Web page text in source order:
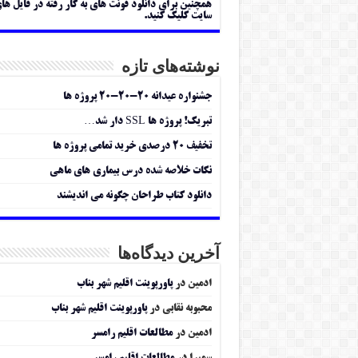
همچنین برای دانلود فونت های به کار رفته در فایل
سایت کلیک کنید.
نوشته‌های تازه
جشنواره عیدانه ۲۰-۲۰-۲۰ پروژه ها
تبریک! پروژه ها SSL دار شد…
تخفیف ۲۰ درصدی خرید تمامی پروژه ها
نکات خلاصه شده درس بیماری های ماهی
دانلود کتاب طراحان چگونه می اندیشند
آخرین دیدگاه‌ها
ادمین درپاورپوینت اقلیم شهر بناب
محبوبه نقابی درپاورپوینت اقلیم شهر بناب
ادمین درمطالعات اقلیم رامسر